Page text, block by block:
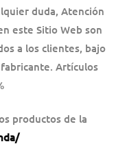
duda, Atención
este Sitio Web son
a los clientes, bajo
Artículos
productos de la